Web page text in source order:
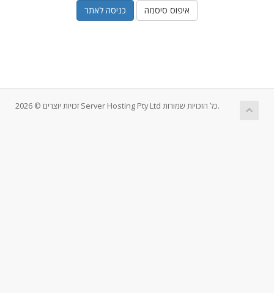
איפוס סיסמה
זכויות יוצרים © 2026 Server Hosting Pty Ltd כל הזכויות שמורות.